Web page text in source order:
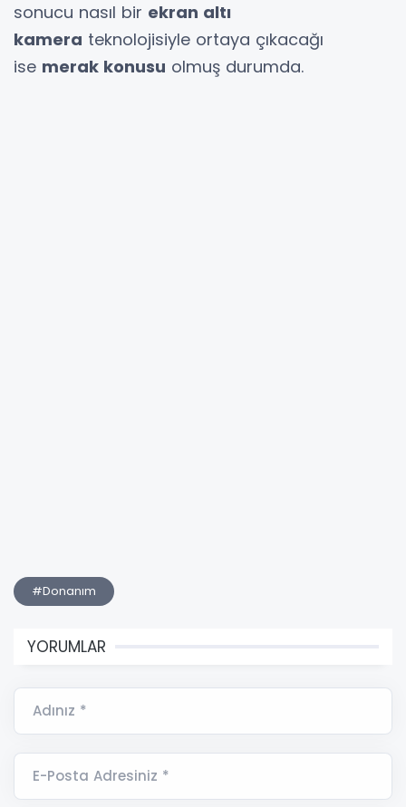
sonucu nasıl bir ekran altı
kamera teknolojisiyle ortaya çıkacağı
ise merak konusu olmuş durumda.
#Donanım
YORUMLAR
Adınız *
E-Posta Adresiniz *